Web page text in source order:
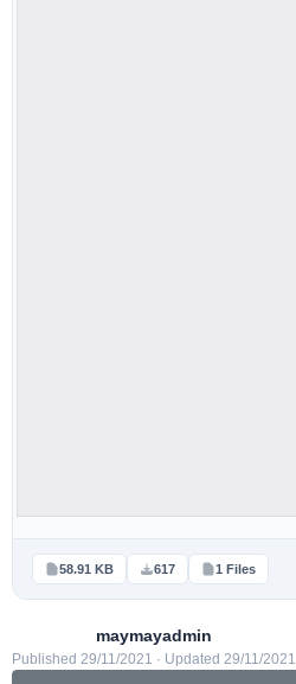
58.91 KB 617 1 Files
maymayadmin
Published 29/11/2021 · Updated 29/11/2021